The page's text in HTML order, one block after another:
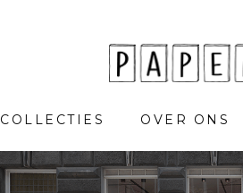
COLLECTIES OVER ONS